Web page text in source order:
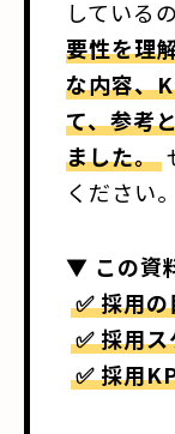
している
要性を理
な内容、
て、参考
ました。
ください。
▼ この資
✅ 採用
✅ 採用
✅ 採用